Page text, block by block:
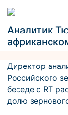
Аналитик
Директор
Российского
беседе с RT
долю